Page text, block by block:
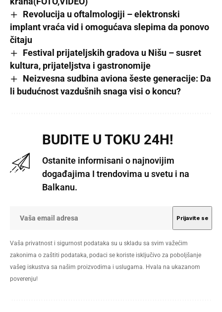
Revolucija u oftalmologiji – elektronski
implant vraća vid i omogućava slepima da ponovo
čitaju
Festival prijateljskih gradova u Nišu – susret
kultura, prijateljstva i gastronomije
Neizvesna sudbina aviona šeste generacije: Da
li budućnost vazdušnih snaga visi o koncu?
BUDITE U TOKU 24H!
Ostanite informisani o najnovijim
događajima I trendovima u svetu i na
Balkanu.
Vaša privatnost i sigurnost podataka su u skladu sa svim važećim
zakonima o zaštiti podataka, podaci se koriste isključivo za poboljšanje
vašeg iskustva sa našim proizvodima i uslugama. Hvala na ukazanom
poverenju!